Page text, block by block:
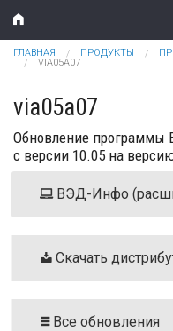
Перейти к основному
Компания
Новости
Продукты
Поддержка
Контакты
Вы здесь
ГЛАВНАЯ ПРОДУКТЫ
VIA05A07
via05a07
Обновление программы
с версии 10.05 на
ВЭД-Инфо
Скачать
Все обновления